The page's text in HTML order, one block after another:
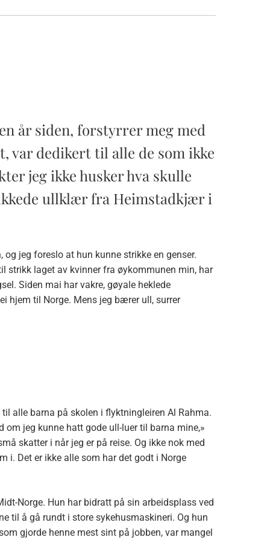
år siden, forstyrrer meg med
var dedikert til alle de som ikke
jeg ikke husker hva skulle
ullklær fra Heimstadkjær i
jeg foreslo at hun kunne strikke en genser.
strikk laget av kvinner fra øykommunen min, har
Siden mai har vakre, gøyale heklede
hjem til Norge. Mens jeg bærer ull, surrer
alle barna på skolen i flyktningleiren Al Rahma.
jeg kunne hatt gode ull-luer til barna mine,»
skatter i når jeg er på reise. Og ikke nok med
i. Det er ikke alle som har det godt i Norge
Norge. Hun har bidratt på sin arbeidsplass ved
til å gå rundt i store sykehusmaskineri. Og hun
gjorde henne mest sint på jobben, var mangel